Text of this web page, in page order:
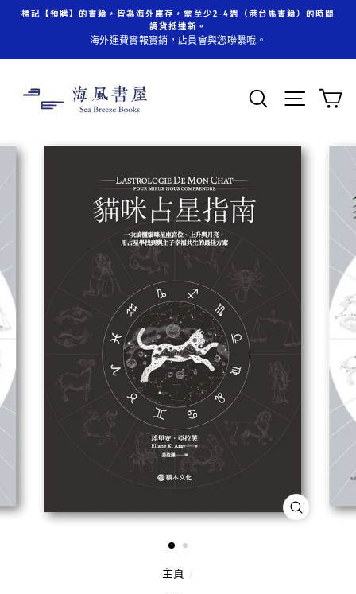
容
標記【預購】的書籍，皆為海外庫存，需至少2-4週（港台馬書籍）的時間
調貨抵達新。
海外運費實報實銷，店員會與您聯繫哦。
搜索 頁面
關
主頁 /